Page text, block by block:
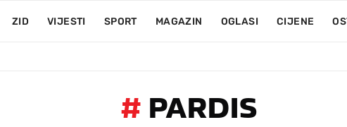
ZID VIJESTI SPORT MAGAZIN OGLASI CIJENE
# PARDIS